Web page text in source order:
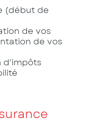
(début de
de vos
de vos
d'impôts